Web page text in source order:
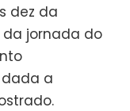
dez da
da jornada do
a